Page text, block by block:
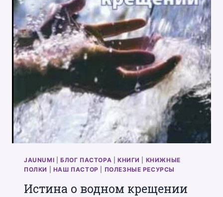
JAUNUMI БЛОГ ПАСТОРА КНИГИ
КНИЖНЫЕ
ПОЛКИ
НАШ ПАСТОР ПОЛЕЗНЫЕ РЕСУРСЫ
Истина о водном крещении